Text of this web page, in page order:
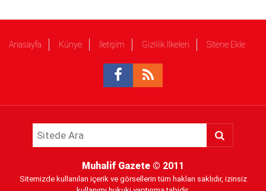
Anasayfa Künye İletişim Gizlilik İlkeleri Sitene Ekle
Muhalif Gazete © 2011
Sitemizde kullanılan içerik ve görsellerin tüm hakları saklıdır, izinsiz